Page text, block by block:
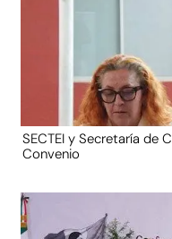
SECTEI y Secretaría de
Convenio